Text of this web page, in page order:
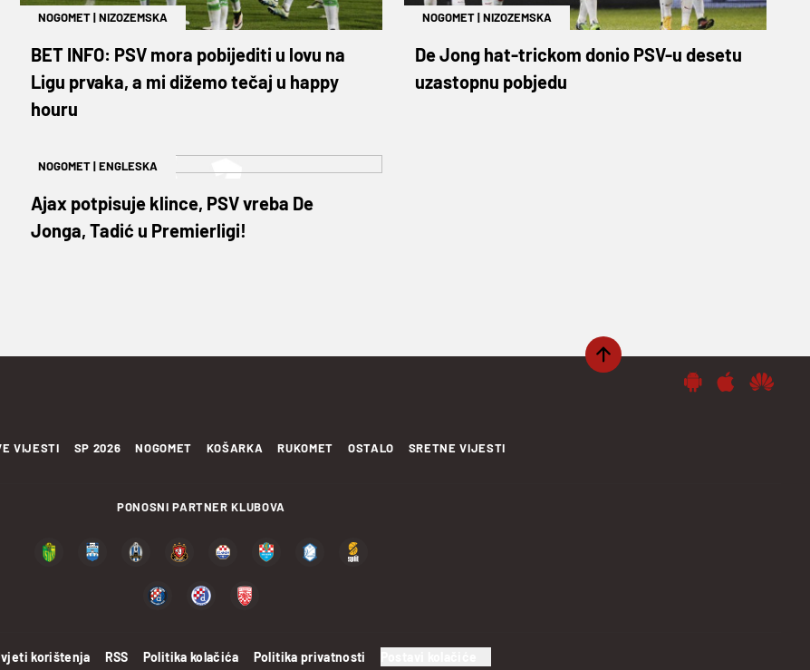
NOGOMET|NIZOZEMSKA
BET INFO: PSV mora pobijediti u lovu na
Ligu prvaka, a mi dižemo tečaj u happy
houru
NOGOMET|NIZOZEMSKA
De Jong hat-trickom donio PSV-u desetu
uzastopnu pobjedu
NOGOMET|ENGLESKA
Ajax potpisuje klince, PSV vreba De
Jonga, Tadić u Premierligi!
VIJESTI SP 2026 NOGOMET KOŠARKA RUKOMET OSTALO SRETNE VIJESTI
PONOSNI PARTNER KLUBOVA
korištenja RSS Politika kolačića Politika privatnosti